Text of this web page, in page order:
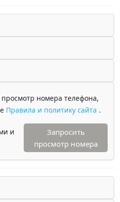
номера телефона,
Правила и политику сайта .
и
Запросить
просмотр номера